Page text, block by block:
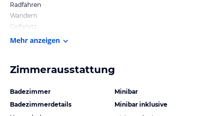
Radfahren
Wandern
Golfplatz
Mehr anzeigen
Zimmerausstattung
Badezimmer
Badezimmerdetails
Minibar
Minibar inklusive